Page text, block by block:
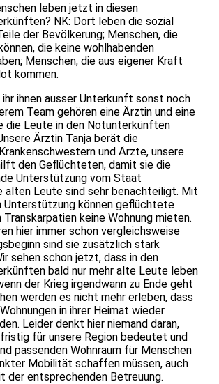
leben jetzt in diesen
NK: Dort leben die sozial
der Bevölkerung; Menschen, die
die keine wohlhabenden
Menschen, die aus eigener Kraft
kommen.
ihnen ausser Unterkunft sonst noch
Team gehören eine Ärztin und eine
die Leute in den Notunterkünften
Ärztin Tanja berät die
und Ärzte, unsere
den Geflüchteten, damit sie die
Unterstützung vom Staat
alten Leute sind sehr benachteiligt. Mit
Unterstützung können geflüchtete
Transkarpatien keine Wohnung mieten.
hier immer schon vergleichsweise
sind sie zusätzlich stark
sehen schon jetzt, dass in den
bald nur mehr alte Leute leben
der Krieg irgendwann zu Ende geht
werden es nicht mehr erleben, dass
in ihrer Heimat wieder
Leider denkt hier niemand daran,
für unsere Region bedeutet und
passenden Wohnraum für Menschen
Mobilität schaffen müssen, auch
der entsprechenden Betreuung.